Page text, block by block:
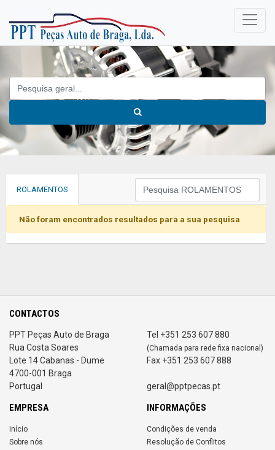
ROLAMENTOS
Não foram encontrados resultados para a sua pesquisa
CONTACTOS
PPT Peças Auto de Braga
Rua Costa Soares
Lote 14 Cabanas - Dume
4700-001 Braga
Portugal
Tel +351 253 607 880
(Chamada para rede fixa nacional)
Fax +351 253 607 888
geral@pptpecas.pt
EMPRESA
Início
Sobre nós
INFORMAÇÕES
Condições de venda
Resolução de Conflitos